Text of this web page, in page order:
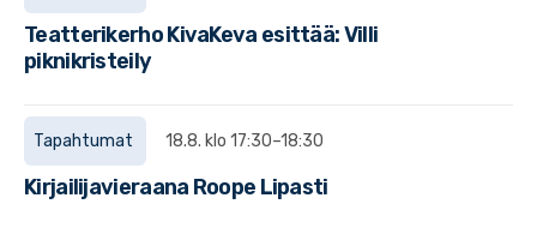
Teatterikerho KivaKeva esittää: Villi
piknikristeily
Tapahtumat 18.8. klo 17:30–18:30
Kirjailijavieraana Roope Lipasti